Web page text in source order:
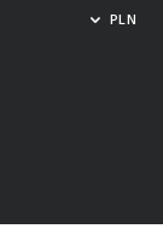
PLN